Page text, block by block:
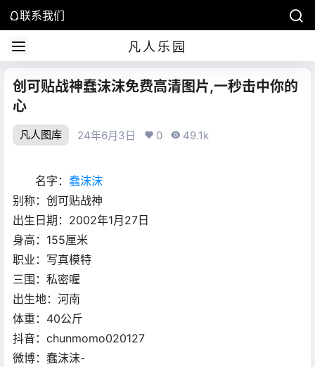
联系我们
凡人乐园
创可贴战神蠢沫沫免费高清图片,一秒击中你的
心
凡人图库 24年6月3日 0 49.1k
名字： 蠢沫沫
别称：创可贴战神
出生日期：2002年1月27日
身高：155厘米
职业：写真模特
三围：私密喔
出生地：河南
体重：40公斤
抖音：chunmomo020127
微博：蠢沫沫-